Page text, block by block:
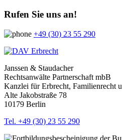
Rufen Sie uns an!
+49 (30) 23 55 290
Janssen & Staudacher
Rechtsanwälte Partnerschaft mbB
Kanzlei für Erbrecht, Familienrecht
Alte Jakobstraße 78
10179 Berlin
Tel. +49 (30) 23 55 290